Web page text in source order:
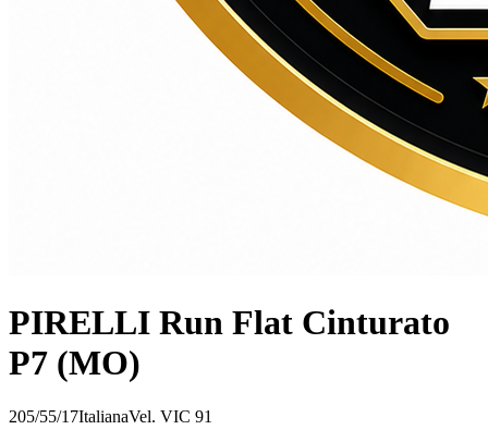
PIRELLI Run Flat Cinturato
P7 (MO)
205/55/17ItalianaVel. VIC 91